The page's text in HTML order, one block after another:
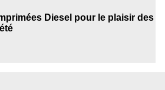
Diesel pour le plaisir des